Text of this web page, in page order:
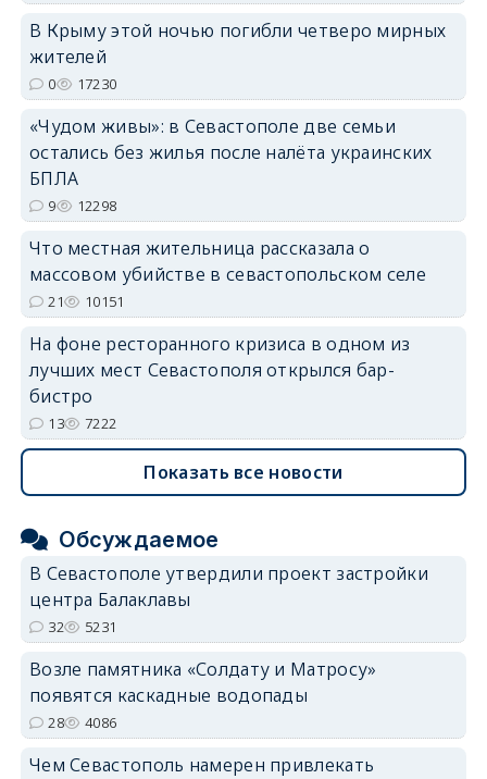
В Крыму этой ночью погибли четверо мирных
жителей
0 17230
«Чудом живы»: в Севастополе две семьи
остались без жилья после налёта украинских
БПЛА
9 12298
Что местная жительница рассказала о
массовом убийстве в севастопольском селе
21 10151
На фоне ресторанного кризиса в одном из
лучших мест Севастополя открылся бар-
бистро
13 7222
Показать все новости
Обсуждаемое
В Севастополе утвердили проект застройки
центра Балаклавы
32 5231
Возле памятника «Солдату и Матросу»
появятся каскадные водопады
28 4086
Чем Севастополь намерен привлекать